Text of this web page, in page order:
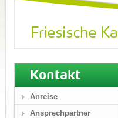
Kontakt
Anreise
Ansprechpartner